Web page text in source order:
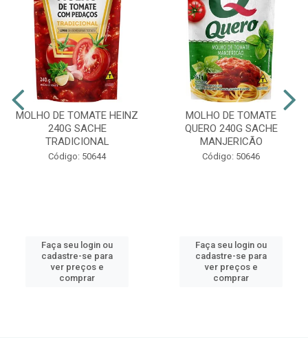
MOLHO DE TOMATE HEINZ
240G SACHE
TRADICIONAL
Código: 50644
Faça seu login ou
cadastre-se para
ver preços e
comprar
MOLHO DE TOMATE
QUERO 240G SACHE
MANJERICÃO
Código: 50646
Faça seu login ou
cadastre-se para
ver preços e
comprar